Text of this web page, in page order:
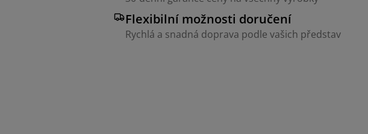
Flexibilní možnosti doručení
Rychlá a snadná doprava podle vašich představ